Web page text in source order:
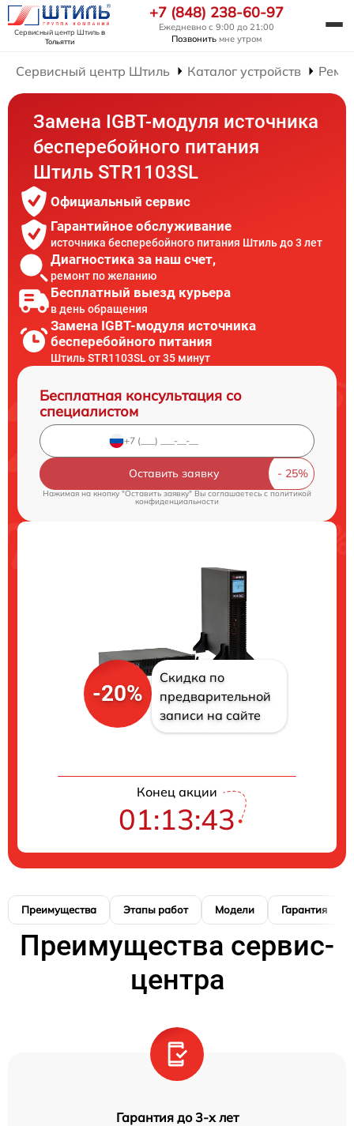
Сервисный центр Штильв
Тольятти
+7 (848) 238-60-97
Ежедневно с 9:00 до 21:00
Позвонить мне утром
Сервисный центр Штиль Каталог устройств
Замена IGBT-модуля источника
бесперебойного питания
Штиль STR1103SL
Официальный сервис
Гарантийное обслуживание
источника бесперебойного питания Штиль до 3 лет
Диагностика за наш счет,
ремонт по желанию
Бесплатный выезд курьера
в день обращения
Замена IGBT-модуля источника
бесперебойного питания
Штиль STR1103SL от 35 минут
Бесплатная консультация со
специалистом
Оставить заявку
Нажимая на кнопку "Оставить заявку" Вы соглашаетесь cполитикой
конфиденциальности
-20%
Скидка по
предварительной
записи на сайте
Конец акции
01:13:42
Преимущества Этапы работ Модели Гарантия
Преимущества сервис-
центра
Гарантия до 3-х лет